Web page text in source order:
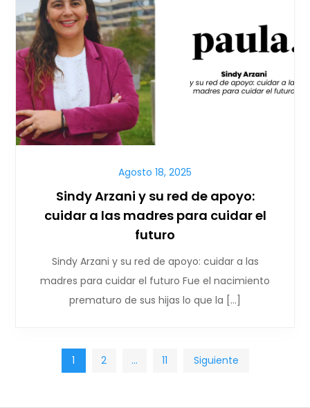
Agosto 18, 2025
Sindy Arzani y su red de apoyo:
cuidar a las madres para cuidar el
futuro
Sindy Arzani y su red de apoyo: cuidar a las
madres para cuidar el futuro Fue el nacimiento
prematuro de sus hijas lo que la […]
1 2 … 11 Siguiente